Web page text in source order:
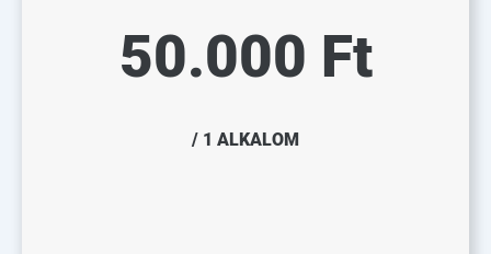
50.000 Ft
/ 1 ALKALOM